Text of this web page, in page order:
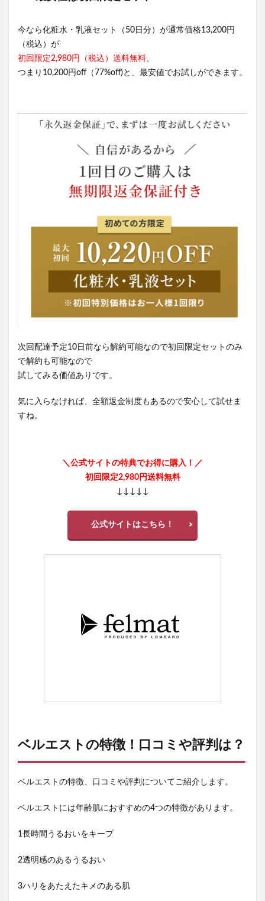
今なら化粧水・乳液セット（50日分）が通常価格13,200円
（税込）が
初回限定2,980円（税込）送料無料、
つまり10,200円off（77%off)と、最安値でお試しができます。
次回配達予定10日前なら解約可能なので初回限定セットのみ
で解約も可能なので
試してみる価値ありです。
気に入らなければ、全額返金制度もあるので安心して試せま
すね。
＼公式サイトの特典でお得に購入！／
初回限定2,980円送料無料
↓↓↓↓↓
公式サイトはこちら！
ベルエストの特徴！口コミや評判は？
ベルエストの特徴、口コミや評判についてご紹介します。
ベルエストには年齢肌におすすめの4つの特徴があります。
1長時間うるおいをキープ
2透明感のあるうるおい
3ハリをあたえたキメのある肌